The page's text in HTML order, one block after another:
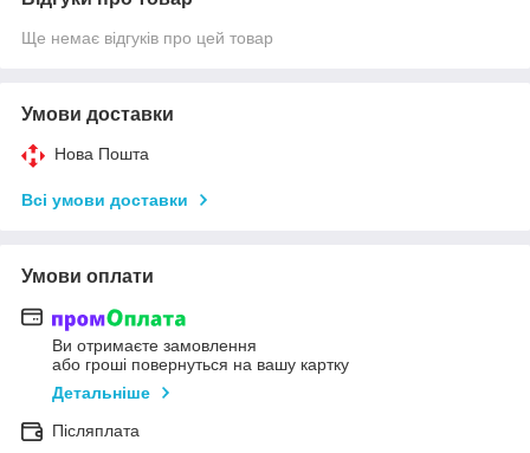
Ще немає відгуків про цей товар
Умови доставки
Нова Пошта
Всі умови доставки
Умови оплати
Ви отримаєте замовлення
або гроші повернуться на вашу картку
Детальніше
Післяплата